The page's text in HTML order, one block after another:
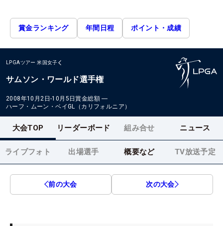
賞金ランキング 年間日程 ポイント・成績
LPGAツアー 米国女子
サムソン・ワールド選手権
2008年10月2日-10月5日賞金総額 ―
ハーフ・ムーン・ベイGL（カリフォルニア）
大会TOP リーダーボード 組み合せ ニュース
ライブフォト 出場選手 概要など TV放送予定
前の大会 次の大会